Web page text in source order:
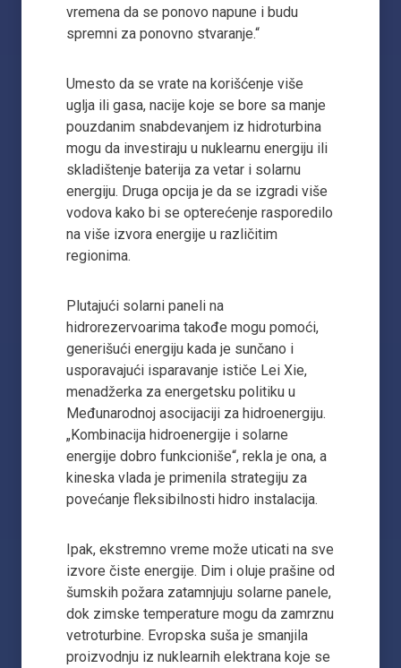
vremena da se ponovo napune i budu
spremni za ponovno stvaranje.“
Umesto da se vrate na korišćenje više
uglja ili gasa, nacije koje se bore sa manje
pouzdanim snabdevanjem iz hidroturbina
mogu da investiraju u nuklearnu energiju ili
skladištenje baterija za vetar i solarnu
energiju. Druga opcija je da se izgradi više
vodova kako bi se opterećenje rasporedilo
na više izvora energije u različitim
regionima.
Plutajući solarni paneli na
hidrorezervoarima takođe mogu pomoći,
generišući energiju kada je sunčano i
usporavajući isparavanje ističe Lei Xie,
menadžerka za energetsku politiku u
Međunarodnoj asocijaciji za hidroenergiju.
„Kombinacija hidroenergije i solarne
energije dobro funkcioniše“, rekla je ona, a
kineska vlada je primenila strategiju za
povećanje fleksibilnosti hidro instalacija.
Ipak, ekstremno vreme može uticati na sve
izvore čiste energije. Dim i oluje prašine od
šumskih požara zatamnjuju solarne panele,
dok zimske temperature mogu da zamrznu
vetroturbine. Evropska suša je smanjila
proizvodnju iz nuklearnih elektrana koje se